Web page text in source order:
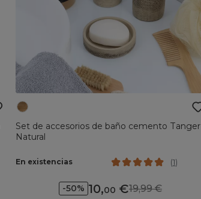
Set de accesorios de baño cemento Tanger
Natural
En existencias (1)
-50% 10,00 19,99